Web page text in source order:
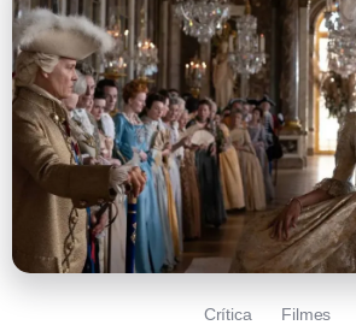
Crítica Filmes